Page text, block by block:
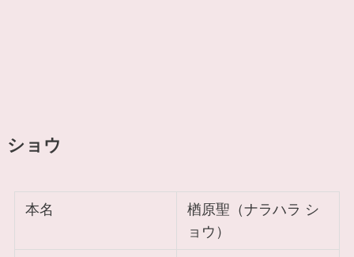
ショウ
本名
楢原聖（ナラハラ シ
ョウ）